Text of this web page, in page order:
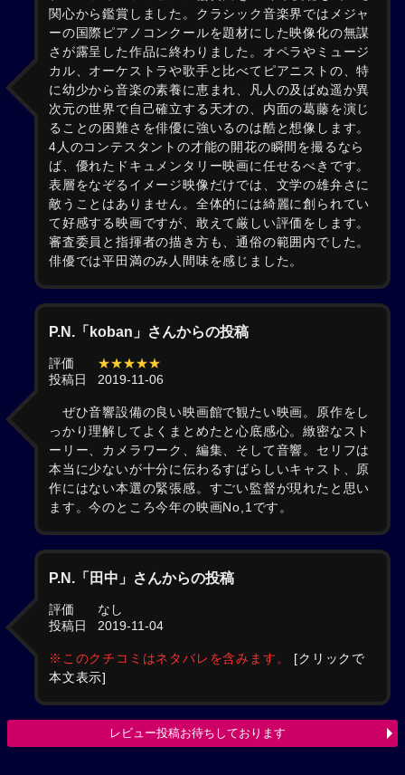
関心から鑑賞しました。クラシック音楽界ではメジャ
ーの国際ピアノコンクールを題材にした映像化の無謀
さが露呈した作品に終わりました。オペラやミュージ
カル、オーケストラや歌手と比べてピアニストの、特
に幼少から音楽の素養に恵まれ、凡人の及ばぬ遥か異
次元の世界で自己確立する天才の、内面の葛藤を演じ
ることの困難さを俳優に強いるのは酷と想像します。
4人のコンテスタントの才能の開花の瞬間を撮るなら
ば、優れたドキュメンタリー映画に任せるべきです。
表層をなぞるイメージ映像だけでは、文学の雄弁さに
敵うことはありません。全体的には綺麗に創られてい
て好感する映画ですが、敢えて厳しい評価をします。
審査委員と指揮者の描き方も、通俗の範囲内でした。
俳優では平田満のみ人間味を感じました。
P.N.「koban」さんからの投稿
評価
★★★★★
投稿日
2019-11-06
ぜひ音響設備の良い映画館で観たい映画。原作をし
っかり理解してよくまとめたと心底感心。緻密なスト
ーリー、カメラワーク、編集、そして音響。セリフは
本当に少ないが十分に伝わるすばらしいキャスト、原
作にはない本選の緊張感。すごい監督が現れたと思い
ます。今のところ今年の映画No,1です。
P.N.「田中」さんからの投稿
評価
なし
投稿日
2019-11-04
※このクチコミはネタバレを含みます。
[クリックで
本文表示]
レビュー投稿お待ちしております